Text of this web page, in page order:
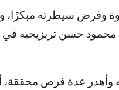
وفرض سيطرته مبكرًا،
محمود حسن تريزيجيه
عدة فرص محققة،